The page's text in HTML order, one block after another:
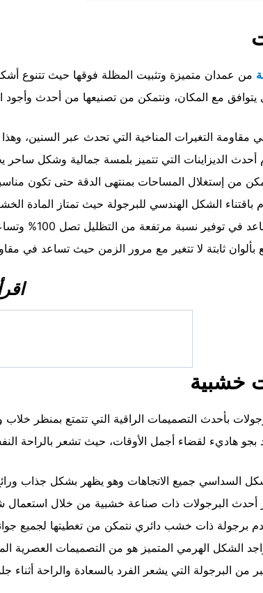
من عمدان متميزة وتثبيت المظلة فوقها حيث تتنوع
يتوافق مع المكان، ونتمكن من تصنيعها من أحدث وأجود
مقاومة التغيرات المناخية التي تحدث عبر السنين، وهذا
أحدث الديزاينات التي تتميز بلمسة جمالية وشكل ساحر
من إستغلال المساحات بمنتهى الدقة حتى تكون
باقتناء الشكل الهندسي للبرجولة حيث تمتاز المادة
نسبة مرتفعة من التظليل تصل 100% وتساعد في إنعكاس الأشعة الفوق بنفسجية.
بألوان ثابتة لا تتغير مع مرور الزمن حيث تساعد في
خشبية
بأحدث التصميمات الراقية التي تتمتع بمنظر
بجو هاديء لقضاء أجمل الأوقات، حيث تشعر بالراحة
السداسي جميع الاتجاهات وهو يظهر بشكل جذاب
أحدث البرجولات ذات صناعة خشبية من خلال استعمال
برجولة ذات خشب دائري نتمكن من تغطيتها لجميع
الشكل الهرمي المتميز هو من التصميمات العصرية
من البرجولة التي يشعر الفرد بالسعادة والراحة